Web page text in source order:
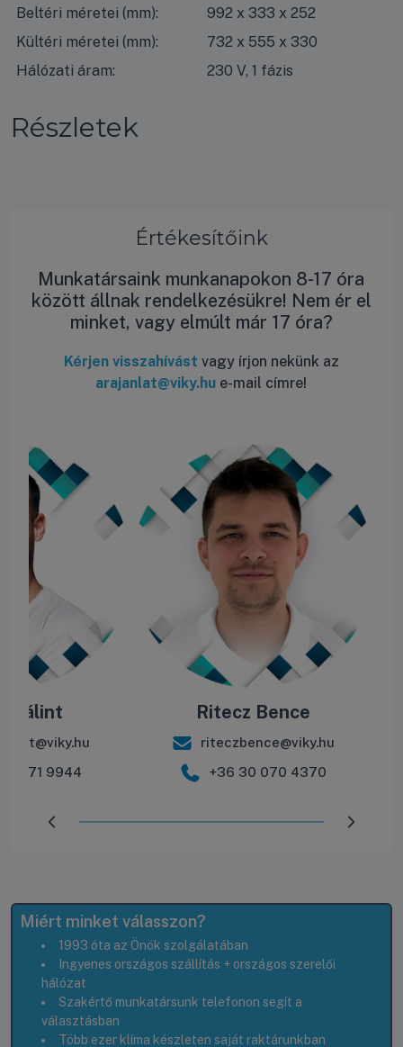
Beltéri méretei (mm):
992 x 333 x 252
Kültéri méretei (mm):
732 x 555 x 330
Hálózati áram:
230 V, 1 fázis
Értékesítőink
Munkatársaink munkanapokon 8-17 óra
között állnak rendelkezésükre! Nem ér el
minket, vagy elmúlt már 17 óra?
Kérjen visszahívást vagy írjon nekünk az
arajanlat@viky.hu e-mail címre!
Bálint
571 9944
Ritecz Bence
riteczbence@viky.hu
+36 30 070 4370
Részletek
Miért minket válasszon?
1993 óta az Önök szolgálatában
Ingyenes országos szállítás + országos szerelői
hálózat
Szakértő munkatársunk telefonon segít a
választásban
Több ezer klíma készleten saját raktárunkban